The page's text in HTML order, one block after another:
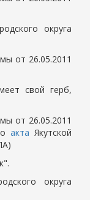
округа
от 26.05.2011
свой герб,
от 26.05.2011
акта Якутской
округа